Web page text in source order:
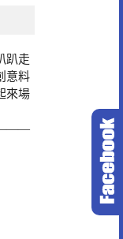
趴走
意料
來場